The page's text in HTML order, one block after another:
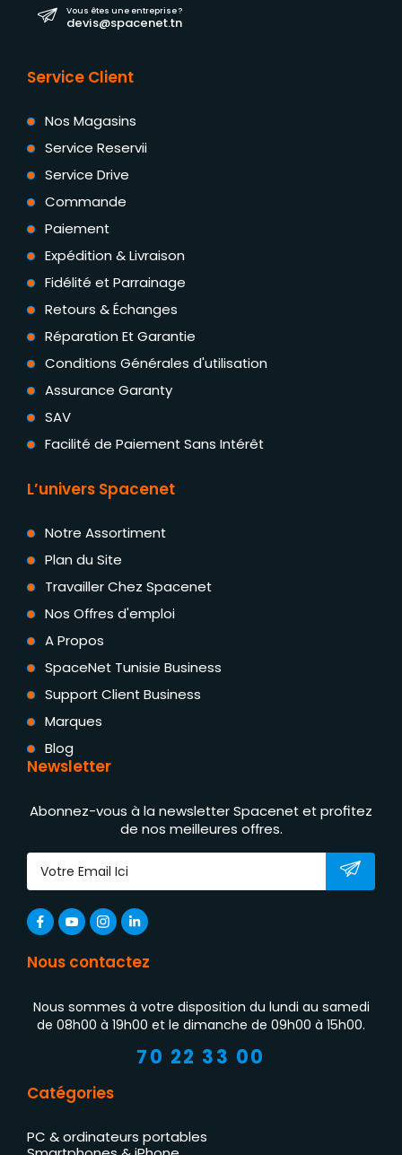
Vous êtes une entreprise ?
devis@spacenet.tn
Service Client
Nos Magasins
Service Reservii
Service Drive
Commande
Paiement
Expédition & Livraison
Fidélité et Parrainage
Retours & Échanges
Réparation Et Garantie
Conditions Générales d'utilisation
Assurance Garanty
SAV
Facilité de Paiement Sans Intérêt
L’univers Spacenet
Notre Assortiment
Plan du Site
Travailler Chez Spacenet
Nos Offres d'emploi
A Propos
SpaceNet Tunisie Business
Support Client Business
Marques
Blog
Newsletter
Abonnez-vous à la newsletter Spacenet et profitez
de nos meilleures offres.
Nous contactez
Nous sommes à votre disposition du lundi au samedi
de 08h00 à 19h00 et le dimanche de 09h00 à 15h00.
70 22 33 00
Catégories
PC & ordinateurs portables